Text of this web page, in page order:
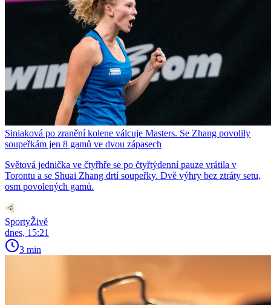
Siniaková po zranění kolene válcuje Masters. Se Zhang povolily
soupeřkám jen 8 gamů ve dvou zápasech
Světová jednička ve čtyřhře se po čtyřtýdenní pauze vrátila v
Torontu a se Shuai Zhang drtí soupeřky. Dvě výhry bez ztráty setu,
osm povolených gamů.
SportyŽivě
dnes, 15:21
3 min